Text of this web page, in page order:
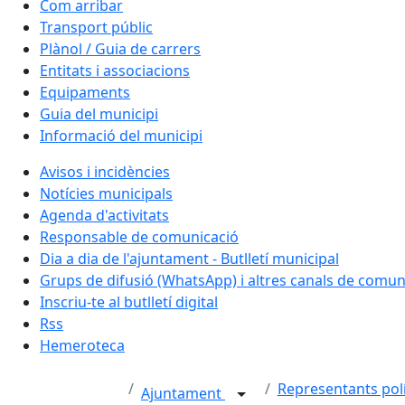
Com arribar
Transport públic
Plànol / Guia de carrers
Entitats i associacions
Equipaments
Guia del municipi
Informació del municipi
Avisos i incidències
Notícies municipals
Agenda d'activitats
Responsable de comunicació
Dia a dia de l'ajuntament - Butlletí municipal
Grups de difusió (WhatsApp) i altres canals de
Inscriu-te al butlletí digital
Rss
Hemeroteca
Ajuntament Representants